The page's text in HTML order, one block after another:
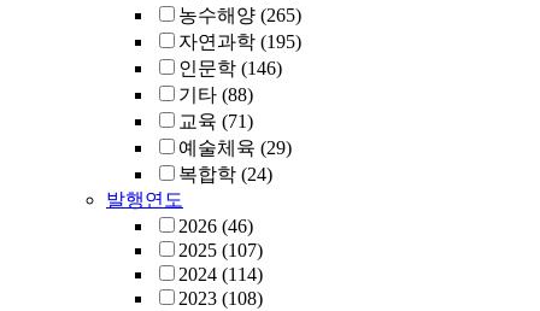
농수해양 (265)
자연과학 (195)
인문학 (146)
기타 (88)
교육 (71)
예술체육 (29)
복합학 (24)
발행연도
2026 (46)
2025 (107)
2024 (114)
2023 (108)